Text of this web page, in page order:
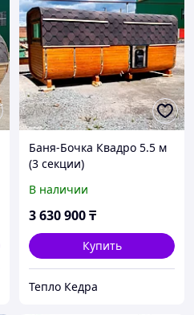
Баня-Бочка Квадро 5.5 м
(3 секции)
В наличии
3 630 900₸
Купить
Тепло Кедра